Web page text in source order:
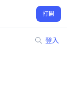
打開
登入